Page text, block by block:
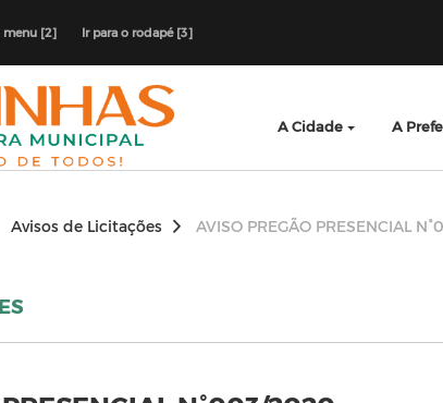
menu [2] Ir para o rodapé [3]
A Cidade A
Avisos de Licitações AVISO PREGÃO PRESENCIAL